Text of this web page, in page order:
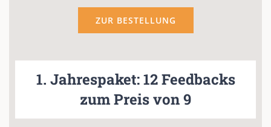
ZUR BESTELLUNG
1. Jahrespaket: 12 Feedbacks
zum Preis von 9